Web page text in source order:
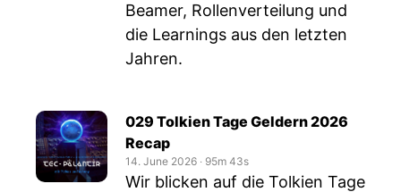
Beamer, Rollenverteilung und
die Learnings aus den letzten
Jahren.
029 Tolkien Tage Geldern 2026
Recap
14. June 2026 ‧ 95m 43s
Wir blicken auf die Tolkien Tage